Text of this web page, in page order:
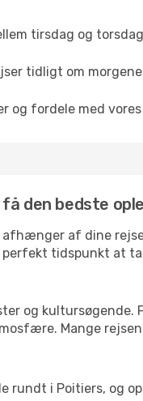
tirsdag og
tidligt om
og fordele med
den bedste
af dine
perfekt tidspunkt at
og
Mange
rundt i Poitiers, og